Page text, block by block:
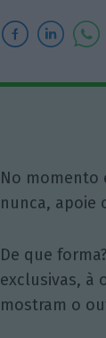
No momento
nunca, apoie
De que
exclusivas, à
mostram o